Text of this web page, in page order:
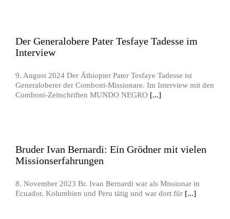
Der Generalobere Pater Tesfaye Tadesse im
Interview
9. August 2024 Der Äthiopier Pater Tesfaye Tadesse ist
Generaloberer der Comboni-Missionare. Im Interview mit den
Comboni-Zeitschriften MUNDO NEGRO [...]
Bruder Ivan Bernardi: Ein Grödner mit vielen
Missionserfahrungen
8. November 2023 Br. Ivan Bernardi war als Missionar in
Ecuador, Kolumbien und Peru tätig und war dort für [...]